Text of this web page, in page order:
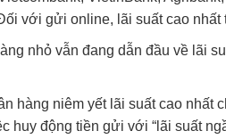
với gửi online, lãi suất cao nhất
nhỏ vẫn đang dẫn đầu về lãi
hàng niêm yết lãi suất cao nhất
huy động tiền gửi với “lãi suất